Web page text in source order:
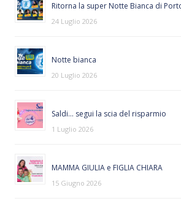
Ritorna la super Notte Bianca di
24 Luglio 2026
Notte bianca
20 Luglio 2026
Saldi… segui la scia del risparmio
1 Luglio 2026
MAMMA GIULIA e FIGLIA CHIARA
15 Giugno 2026